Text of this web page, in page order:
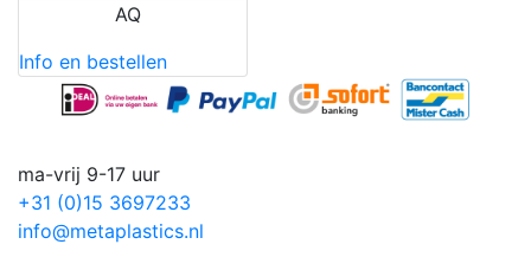
AQ
Info en bestellen
ma-vrij 9-17 uur
+31 (0)15 3697233
info@metaplastics.nl